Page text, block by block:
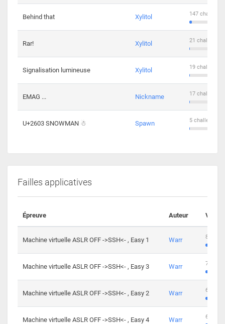
Behind that Xylitol 147
Rar! Xylitol 21
Signalisation lumineuse Xylitol 19
EMAG ... Nickname 17
U+2603 SNOWMAN ☃ Spawn 5 challengers
Failles applicatives
Épreuve Auteur
Machine virtuelle ASLR OFF ->SSH<- , Easy 1 Warr 801
Machine virtuelle ASLR OFF ->SSH<- , Easy 3 Warr 746
Machine virtuelle ASLR OFF ->SSH<- , Easy 2 Warr 681
Machine virtuelle ASLR OFF ->SSH<- , Easy 4 Warr 645